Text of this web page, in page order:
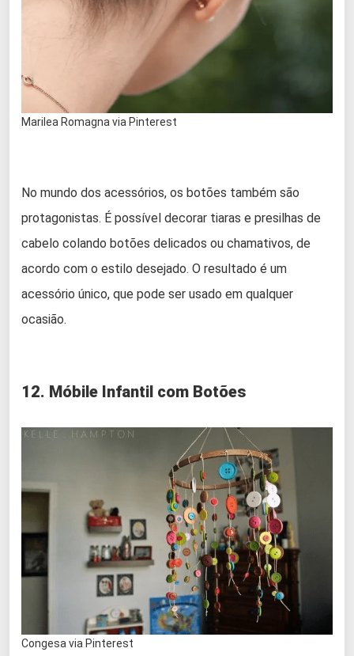
Marilea Romagna via Pinterest
No mundo dos acessórios, os botões também são
protagonistas. É possível decorar tiaras e presilhas de
cabelo colando botões delicados ou chamativos, de
acordo com o estilo desejado. O resultado é um
acessório único, que pode ser usado em qualquer
ocasião.
12. Móbile Infantil com Botões
Congesa via Pinterest